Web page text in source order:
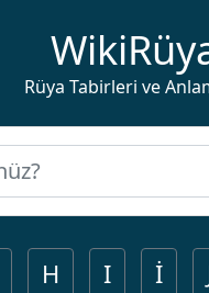
Rüya Tabirleri ve
H I İ